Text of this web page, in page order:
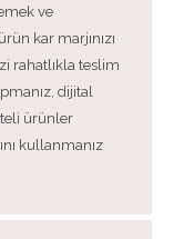
ve
kar marjınızı
rahatlıkla teslim
dijital
ürünler
kullanmanız